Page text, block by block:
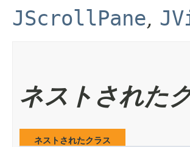
JScrollPane,
ネストされた
ネストされたクラス